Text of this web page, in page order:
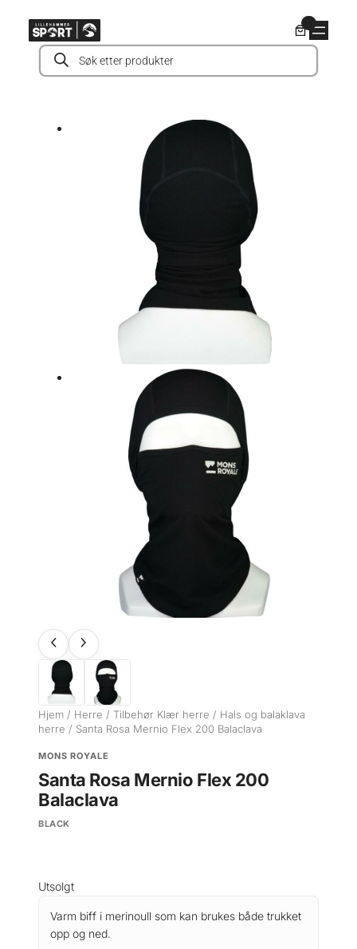
innholdProducts
search
Hjem / Herre / Tilbehør Klær herre / Hals og balaklava
herre / Santa Rosa Mernio Flex 200 Balaclava
MONS ROYALE
Santa Rosa Mernio Flex 200
Balaclava
BLACK
Utsolgt
Varm biff i merinoull som kan brukes både trukket
opp og ned.